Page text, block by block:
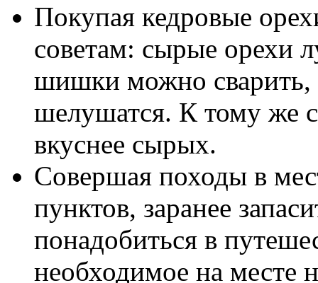
Покупая кедровые
советам: сырые орехи
шишки можно сварить,
шелушатся. К тому же
вкуснее сырых.
Совершая походы в
пунктов, заранее
понадобиться в
необходимое на месте